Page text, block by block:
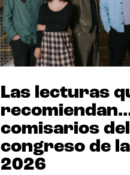
Las lecturas
comisarios del
congreso de
2026